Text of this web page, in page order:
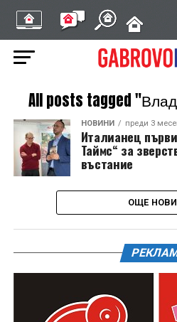
All posts tagged
НОВИНИ преди 3
Италианец
Таймс“ за
въстание
ОЩЕ